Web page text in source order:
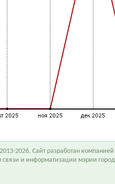
2026. Сайт разработан компанией
связи и информатизации мэрии